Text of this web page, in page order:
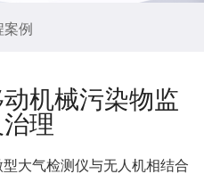
案例
机械污染物监
理
大气检测仪与无人机相结合